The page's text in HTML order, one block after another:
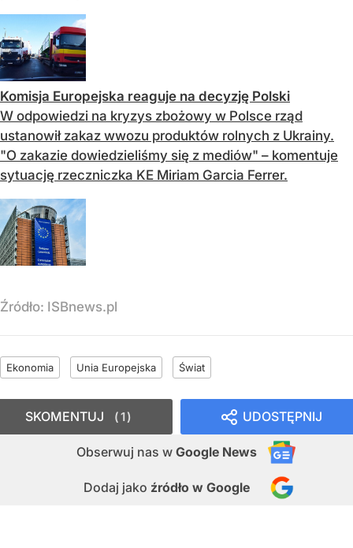
Komisja Europejska reaguje na decyzję Polski
W odpowiedzi na kryzys zbożowy w Polsce rząd
ustanowił zakaz wwozu produktów rolnych z Ukrainy.
"O zakazie dowiedzieliśmy się z mediów" – komentuje
sytuację rzeczniczka KE Miriam Garcia Ferrer.
Źródło: ISBnews.pl
Ekonomia Unia Europejska Świat
UDOSTĘPNIJ
Obserwuj nas w Google News
Dodaj jako źródło w Google
SKOMENTUJ 1